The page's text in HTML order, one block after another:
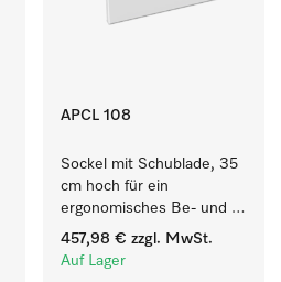
APCL 108
Sockel mit Schublade, 35
cm hoch für ein
ergonomisches Be- und
Entladen von
Waschmaschine und
457,98 € zzgl. MwSt.
Auf Lager